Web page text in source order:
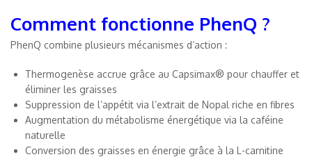
Comment fonctionne PhenQ ?
PhenQ combine plusieurs mécanismes d’action :
Thermogenèse accrue grâce au Capsimax® pour chauffer et
éliminer les graisses
Suppression de l’appétit via l’extrait de Nopal riche en fibres
Augmentation du métabolisme énergétique via la caféine
naturelle
Conversion des graisses en énergie grâce à la L-carnitine